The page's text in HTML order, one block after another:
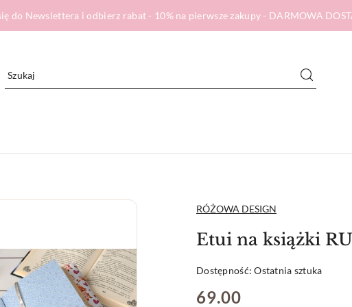
do Newslettera i odbierz rabat - 10% na pierwsze zakupy - DARMOWA
NAZWA
PRODUCENTA:
RÓŻOWA DESIGN
Etui na książki
Dostępność:Ostatnia sztuka
cena:
69.00